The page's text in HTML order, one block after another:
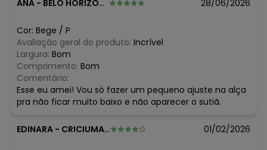
ANA - BELO HORIZONTE - MG 28/06/2026
Cor: Bege / P
Avaliação geral do produto: Incrível
Largura: Bom
Comprimento: Bom
Comentário:
Esse eu amei! Vou só fazer um pequeno ajuste na alça
pra não ficar muito baixo e não aparecer o sutiã.
EDINARA - CRICIUMA - SC 01/02/2026